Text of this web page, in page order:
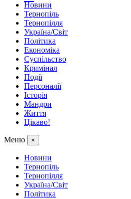
Новини
Тернопіль
Тернопілля
Україна/Світ
Політика
Економіка
Суспільство
Кримінал
Події
Персоналії
Історія
Мандри
Життя
Цікаво!
Меню ×
Новини
Тернопіль
Тернопілля
Україна/Світ
Політика